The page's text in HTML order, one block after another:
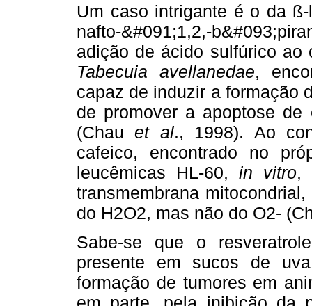
Um caso intrigante é o da
nafto-&#091;1,2,-
adição de ácido sulfúrico ao
Tabecuia avellanedae,
capaz de induzir a formação
de promover a apoptose
(Chauet al., 1998). Ao
cafeico, encontrado no
leucêmicas HL-60, in vitro,
transmembrana
do H2O2, mas não do O2-
Sabe-se que o
presente em sucos de
formação de tumores em